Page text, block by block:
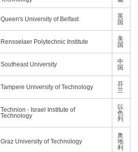
Queen's University of Belfast
英
国
Rensselaer Polytechnic Institute
美
国
Southeast University
中
国
Tampere University of Technology
芬
兰
Technion - Israel Institute of
Technology
以
色
列
Graz University of Technology
奥
地
利